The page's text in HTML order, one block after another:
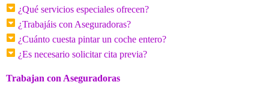
¿Qué servicios especiales ofrecen?
¿Trabajáis con Aseguradoras?
¿Cuánto cuesta pintar un coche entero?
¿Es necesario solicitar cita previa?
Trabajan con Aseguradoras